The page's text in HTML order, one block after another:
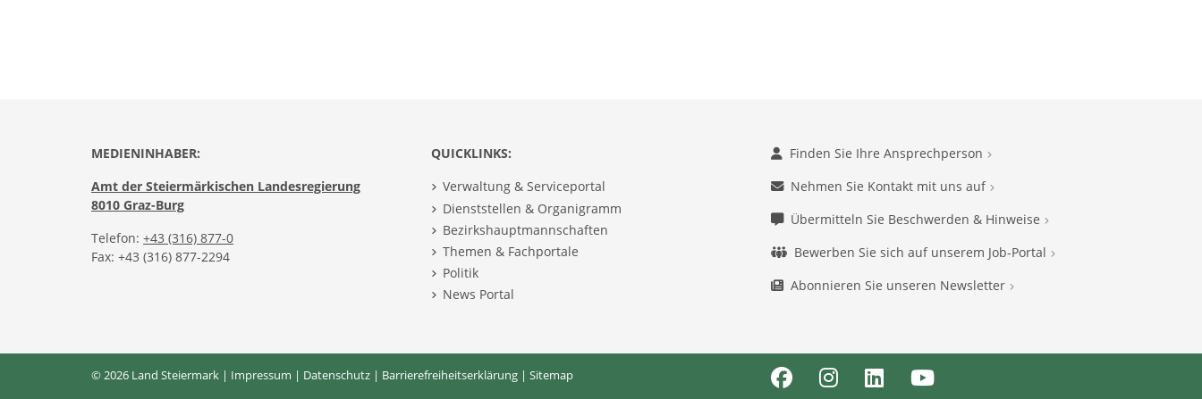
MEDIENINHABER:
Amt der Steiermärkischen Landesregierung
8010 Graz-Burg
Telefon: +43 (316) 877-0
Fax: +43 (316) 877-2294
QUICKLINKS:
Verwaltung & Serviceportal
Dienststellen & Organigramm
Bezirkshauptmannschaften
Themen & Fachportale
Politik
News Portal
Finden Sie Ihre Ansprechperson
Nehmen Sie Kontakt mit uns auf
Übermitteln Sie Beschwerden & Hinweise
Bewerben Sie sich auf unserem Job-Portal
Abonnieren Sie unseren Newsletter
© 2026 Land Steiermark | Impressum | Datenschutz | Barrierefreiheitserklärung | Sitemap FacebookInstagramLinkedInYoutube